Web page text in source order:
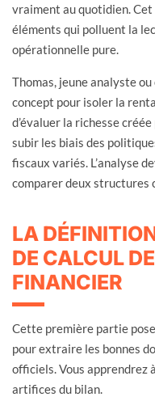
vraiment au quotidien.
éléments qui polluent la
opérationnelle pure.
Thomas, jeune analyste
concept pour isoler la
d’évaluer la richesse
subir les biais des
fiscaux variés. L’analyse
comparer deux structures
LA
DE CALCUL
FINANCIER
Cette première partie
pour extraire les bonnes
officiels. Vous apprendrez
artifices du bilan.